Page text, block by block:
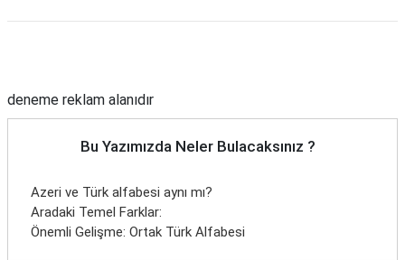
deneme reklam alanıdır
Bu Yazımızda Neler Bulacaksınız ?
Azeri ve Türk alfabesi aynı mı?
Aradaki Temel Farklar:
Önemli Gelişme: Ortak Türk Alfabesi